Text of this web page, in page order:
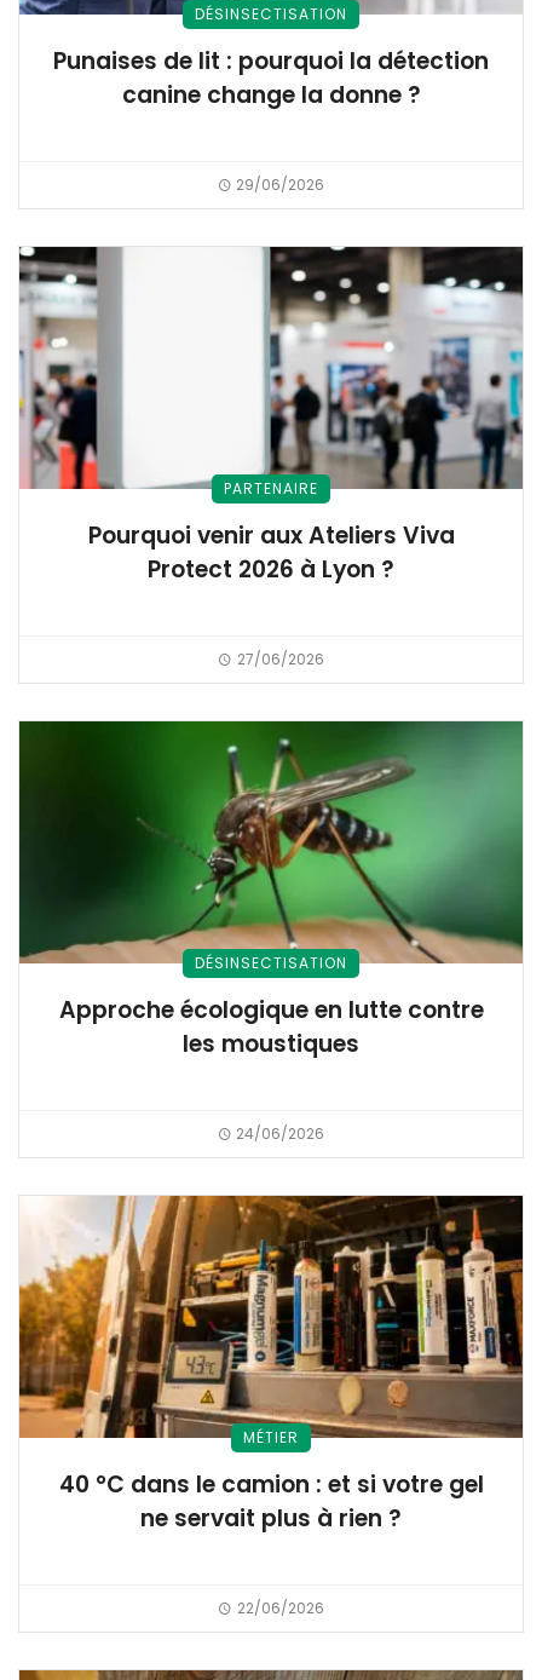
DÉSINSECTISATION
Punaises de lit : pourquoi la détection
canine change la donne ?
29/06/2026
PARTENAIRE
Pourquoi venir aux Ateliers Viva
Protect 2026 à Lyon ?
27/06/2026
DÉSINSECTISATION
Approche écologique en lutte contre
les moustiques
24/06/2026
MÉTIER
40 °C dans le camion : et si votre gel
ne servait plus à rien ?
22/06/2026